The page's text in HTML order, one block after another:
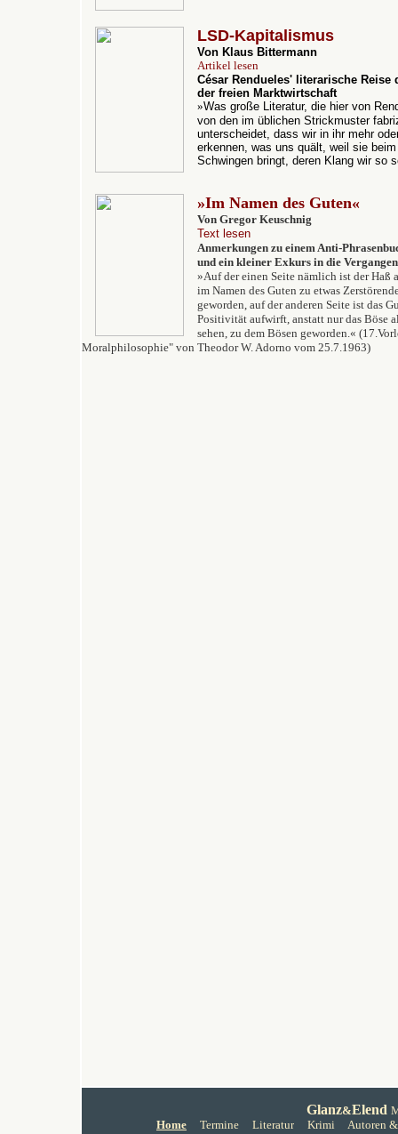
LSD-Kapitalismus
Von Klaus Bittermann
Artikel lesen
César Rendueles' literarische Reise
der freien Marktwirtschaft
»Was große Literatur, die hier von
von den im üblichen Strickmuster
unterscheidet, dass wir in ihr mehr
erkennen, was uns quält, weil sie
Schwingen bringt, deren Klang wir so
»Im Namen des Guten«
Von Gregor Keuschnig
Text lesen
Anmerkungen zu einem Anti-
und ein kleiner Exkurs in die
»Auf der einen Seite nämlich ist der Haß
im Namen des Guten zu etwas
geworden, auf der anderen Seite ist das
Positivität aufwirft, anstatt nur das Böse
sehen, zu dem Bösen geworden.«
Moralphilosophie" von Theodor W. Adorno vom 25.7.1963)
Glanz&Elend
Home
Termine Literatur Krimi Autoren